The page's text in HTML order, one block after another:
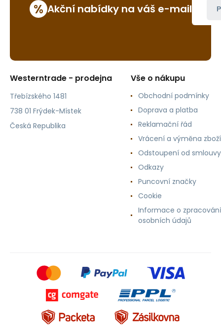
% Akční nabídky na váš e-mail
Westerntrade - prodejna
Třebízského 1481
738 01 Frýdek-Místek
Česká Republika
Vše o nákupu
Obchodní podmínky
Doprava a platba
Reklamační řád
Vrácení a výměna zboží
Odstoupení od smlouvy
Odkazy
Puncovní značky
Cookie
Informace o zpracování
osobních údajů